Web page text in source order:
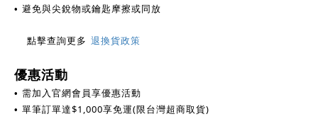
• 避免與尖銳物或鑰匙摩擦或同放
點擊查詢更多 退換貨政策
優惠活動
• 需加入官網會員享優惠活動
• 單筆訂單達$1,000享免運(限台灣超商取貨)